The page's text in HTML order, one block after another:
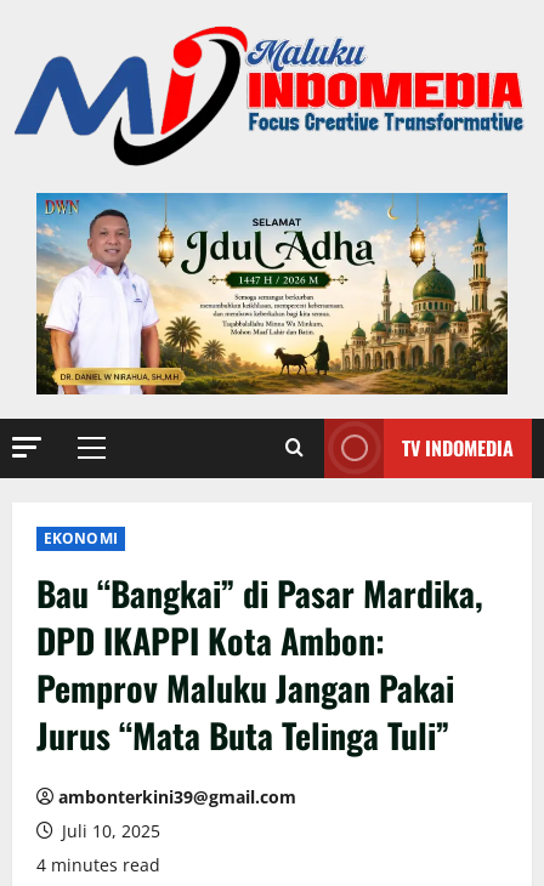
TV INDOMEDIA
EKONOMI
Bau “Bangkai” di Pasar Mardika,
DPD IKAPPI Kota Ambon:
Pemprov Maluku Jangan Pakai
Jurus “Mata Buta Telinga Tuli”
ambonterkini39@gmail.com
Juli 10, 2025
4 minutes read